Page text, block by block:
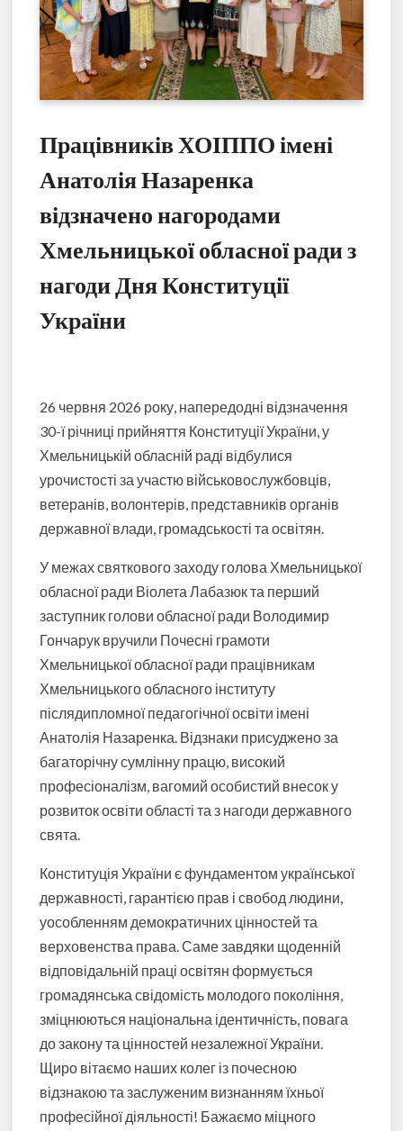
Працівників ХОІППО імені
Анатолія Назаренка
відзначено нагородами
Хмельницької обласної ради з
нагоди Дня Конституції
України
26 червня 2026 року, напередодні відзначення
30-ї річниці прийняття Конституції України, у
Хмельницькій обласній раді відбулися
урочистості за участю військовослужбовців,
ветеранів, волонтерів, представників органів
державної влади, громадськості та освітян.
У межах святкового заходу голова Хмельницької
обласної ради Віолета Лабазюк та перший
заступник голови обласної ради Володимир
Гончарук вручили Почесні грамоти
Хмельницької обласної ради працівникам
Хмельницького обласного інституту
післядипломної педагогічної освіти імені
Анатолія Назаренка. Відзнаки присуджено за
багаторічну сумлінну працю, високий
професіоналізм, вагомий особистий внесок у
розвиток освіти області та з нагоди державного
свята.
Конституція України є фундаментом української
державності, гарантією прав і свобод людини,
уособленням демократичних цінностей та
верховенства права. Саме завдяки щоденній
відповідальній праці освітян формується
громадянська свідомість молодого покоління,
зміцнюються національна ідентичність, повага
до закону та цінностей незалежної України.
Щиро вітаємо наших колег із почесною
відзнакою та заслуженим визнанням їхньої
професійної діяльності! Бажаємо міцного